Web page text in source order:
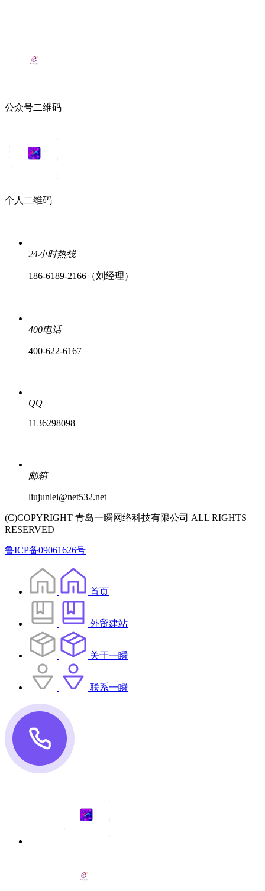
公众号二维码
个人二维码
24小时热线
186-6189-2166（刘经理）
400电话
400-622-6167
QQ
1136298098
邮箱
liujunlei@net532.net
(C)COPYRIGHT 青岛一瞬网络科技有限公司 ALL RIGHTS
RESERVED
鲁ICP备09061626号
首页
外贸建站
关于一瞬
联系一瞬